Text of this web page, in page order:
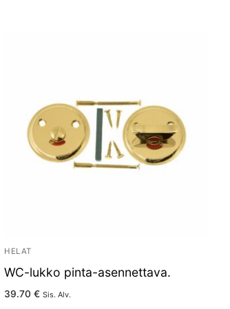
HELAT
WC-lukko pinta-asennettava.
39.70 € Sis. Alv.